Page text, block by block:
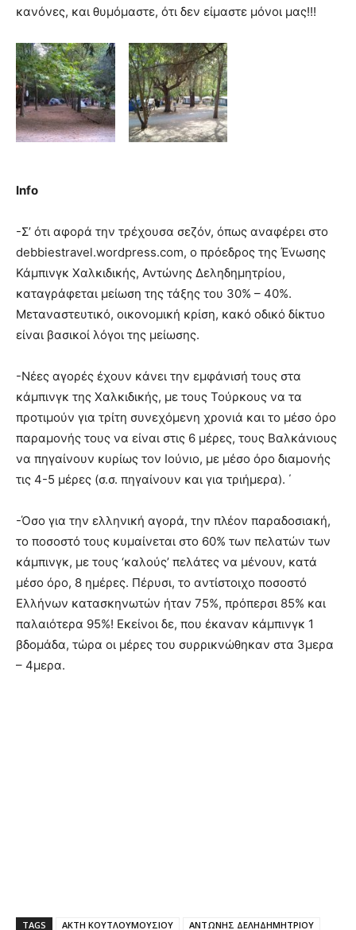
κανόνες, και θυμόμαστε, ότι δεν είμαστε μόνοι μας!!!
Info
-Σ’ ότι αφορά την τρέχουσα σεζόν, όπως αναφέρει στο
debbiestravel.wordpress.com, ο πρόεδρος της Ένωσης
Κάμπινγκ Χαλκιδικής, Αντώνης Δεληδημητρίου,
καταγράφεται μείωση της τάξης του 30% – 40%.
Μεταναστευτικό, οικονομική κρίση, κακό οδικό δίκτυο
είναι βασικοί λόγοι της μείωσης.
-Νέες αγορές έχουν κάνει την εμφάνισή τους στα
κάμπινγκ της Χαλκιδικής, με τους Τούρκους να τα
προτιμούν για τρίτη συνεχόμενη χρονιά και το μέσο όρο
παραμονής τους να είναι στις 6 μέρες, τους Βαλκάνιους
να πηγαίνουν κυρίως τον Ιούνιο, με μέσο όρο διαμονής
τις 4-5 μέρες (σ.σ. πηγαίνουν και για τριήμερα). ΄
-Όσο για την ελληνική αγορά, την πλέον παραδοσιακή,
το ποσοστό τους κυμαίνεται στο 60% των πελατών των
κάμπινγκ, με τους ‘καλούς’ πελάτες να μένουν, κατά
μέσο όρο, 8 ημέρες. Πέρυσι, το αντίστοιχο ποσοστό
Ελλήνων κατασκηνωτών ήταν 75%, πρόπερσι 85% και
παλαιότερα 95%! Εκείνοι δε, που έκαναν κάμπινγκ 1
βδομάδα, τώρα οι μέρες του συρρικνώθηκαν στα 3μερα
– 4μερα.
TAGS ΑΚΤΗ ΚΟΥΤΛΟΥΜΟΥΣΙΟΥ ΑΝΤΩΝΗΣ ΔΕΛΗΔΗΜΗΤΡΙΟΥ